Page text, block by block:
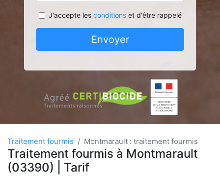
J'accepte les conditionset d'être rappelé
Envoyer
Traitement fourmis Montmarault : traitement fourmis
Traitement fourmis à Montmarault
(03390) | Tarif